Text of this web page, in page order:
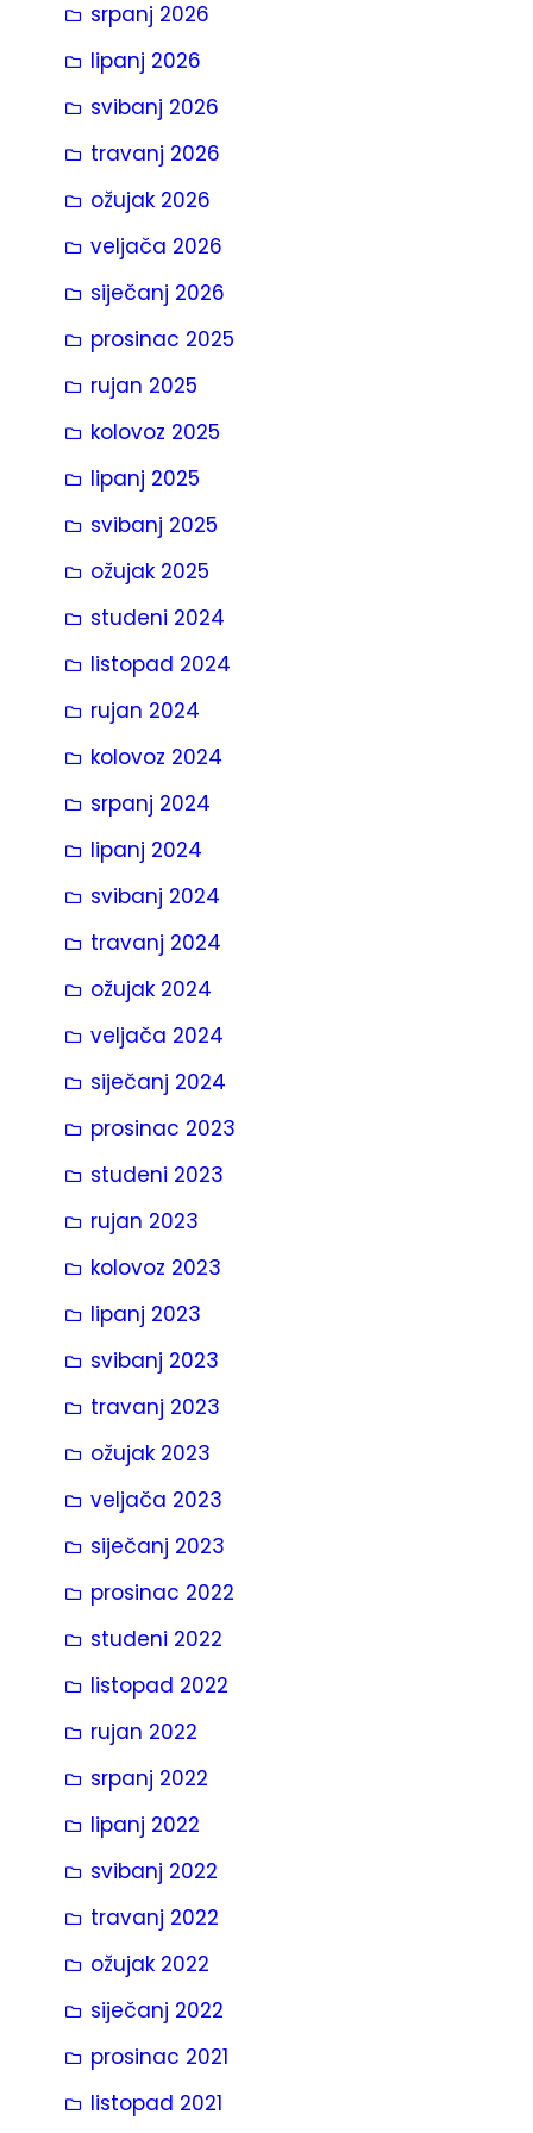
a
srpanj 2026
lipanj 2026
svibanj 2026
travanj 2026
ožujak 2026
veljača 2026
siječanj 2026
prosinac 2025
rujan 2025
kolovoz 2025
lipanj 2025
svibanj 2025
ožujak 2025
studeni 2024
listopad 2024
rujan 2024
kolovoz 2024
srpanj 2024
lipanj 2024
svibanj 2024
travanj 2024
ožujak 2024
veljača 2024
siječanj 2024
prosinac 2023
studeni 2023
rujan 2023
kolovoz 2023
lipanj 2023
svibanj 2023
travanj 2023
ožujak 2023
veljača 2023
siječanj 2023
prosinac 2022
studeni 2022
listopad 2022
rujan 2022
srpanj 2022
lipanj 2022
svibanj 2022
travanj 2022
ožujak 2022
siječanj 2022
prosinac 2021
listopad 2021